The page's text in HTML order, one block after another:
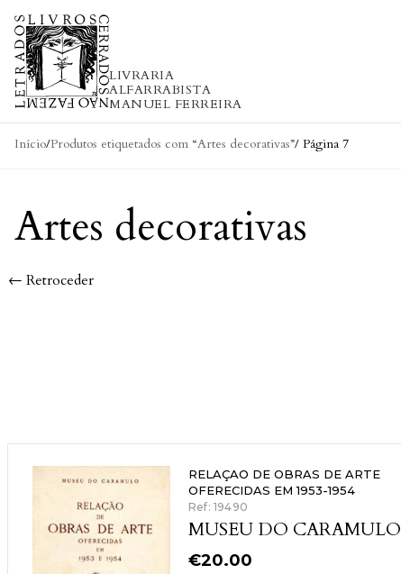
Skip to content
LIVRARIA
ALFARRABISTA
MANUEL FERREIRA
Início/Produtos etiquetados com “Artes decorativas”/ Página 7
Artes decorativas
← Retroceder
RELAÇAO DE OBRAS DE ARTE
OFERECIDAS EM 1953-1954
Ref: 19490
MUSEU DO CARAMULO
€20.00